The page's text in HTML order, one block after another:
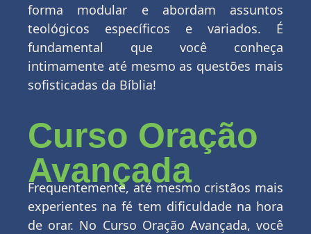
forma modular e abordam assuntos
teológicos específicos e variados. É
fundamental que você conheça
intimamente até mesmo as questões mais
sofisticadas da Bíblia!
Curso Oração
Avançada
Frequentemente, até mesmo cristãos mais
experientes na fé tem dificuldade na hora
de orar. No Curso Oração Avançada, você